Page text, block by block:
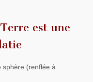
est une
sphère (renflée à